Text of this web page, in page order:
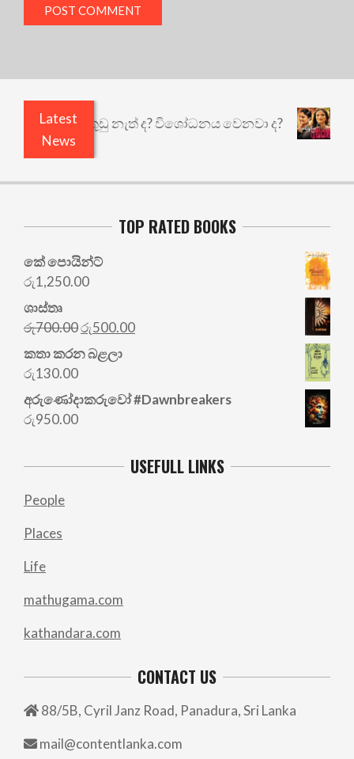
Latest
News
ඇතුළෙයි කුඩු නැත් ද? විශෝධනය වෙනවා ද?
TOP RATED BOOKS
කේ පොයින්ට්
රු1,250.00
ශාස්තෘ
රු700.00Original
price
was:
රු500.00Current
කතා කරන බළලා
රු130.00
අරු‍ණෝදාකරුවෝ #Dawnbreakers
රු950.00
USEFULL LINKS
People
Places
Life
mathugama.com
kathandara.com
CONTACT US
88/5B, Cyril Janz Road, Panadura, Sri Lanka
mail@contentlanka.com